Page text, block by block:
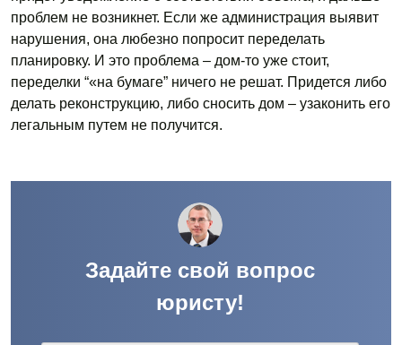
проблем не возникнет. Если же администрация выявит
нарушения, она любезно попросит переделать
планировку. И это проблема – дом-то уже стоит,
переделки “«на бумаге” ничего не решат. Придется либо
делать реконструкцию, либо сносить дом – узаконить его
легальным путем не получится.
Задайте свой вопрос
юристу!